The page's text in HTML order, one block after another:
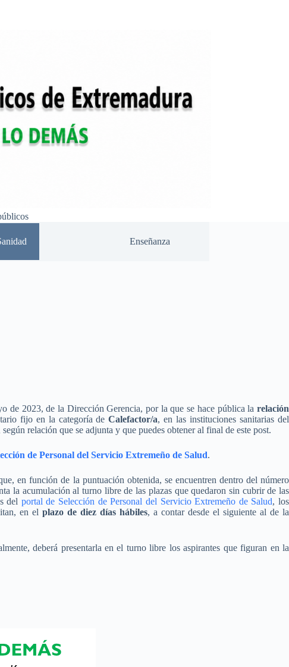
Enseñanza
de 2023, de la Dirección Gerencia, por la que se hace pública la relación
fijo en la categoría deCalefactor/a, en las instituciones sanitarias del
relación que se adjunta y que puedes obtener al final de este post.
de Personal del Servicio Extremeño de Salud.
en función de la puntuación obtenida, se encuentren dentro del número
la acumulación al turno libre de las plazas que quedaron sin cubrir de las
del portal de Selección de Personal del Servicio Extremeño de Salud, los
en el plazo de diez días hábiles, a contar desde el siguiente al de la
deberá presentarla en el turno libre los aspirantes que figuran en la